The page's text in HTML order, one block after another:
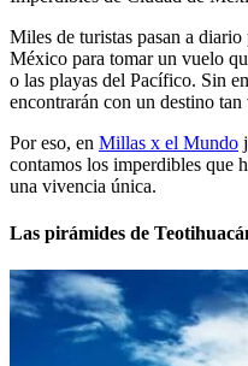
Miles de turistas pasan a
México para tomar un vuelo
o las playas del Pacífico. Sin
encontrarán con un destino
Por eso, en Millas x el Mundo
contamos los imperdibles que
una vivencia única.
Las pirámides de